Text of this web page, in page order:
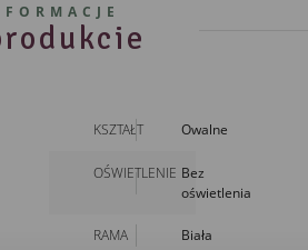
KSZTAŁT Owalne
OŚWIETLENIE Bez
oświetlenia
RAMA Biała